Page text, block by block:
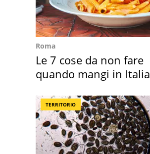
Roma
Le 7 cose da non fare
quando mangi in Italia
TERRITORIO